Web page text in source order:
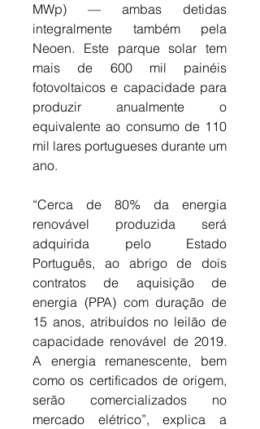
MWp) — ambas detidas
integralmente também pela
Neoen. Este parque solar tem
mais de 600 mil painéis
fotovoltaicos e capacidade para
produzir anualmente o
equivalente ao consumo de 110
mil lares portugueses durante um
ano.
“Cerca de 80% da energia
renovável produzida será
adquirida pelo Estado
Português, ao abrigo de dois
contratos de aquisição de
energia (PPA) com duração de
15 anos, atribuídos no leilão de
capacidade renovável de 2019.
A energia remanescente, bem
como os certificados de origem,
serão comercializados no
mercado elétrico”, explica a